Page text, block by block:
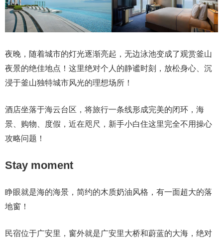
夜晚，随着城市的灯光逐渐亮起，无边泳池变成了观赏釜山
夜景的绝佳地点！这里绝对个人的静谧时刻，放松身心、沉
浸于釜山独特城市风光的理想场所！
酒店坐落于海云台区，将旅行一条线形成完美的闭环，海
景、购物、度假，近在咫尺，新手小白住这里完全不用操心
攻略问题！
Stay moment
睁眼就是海的海景，简约的木质奶油风格，有一面超大的落
地窗！
民宿位于广安里，窗外就是广安里大桥和蔚蓝的大海，绝对